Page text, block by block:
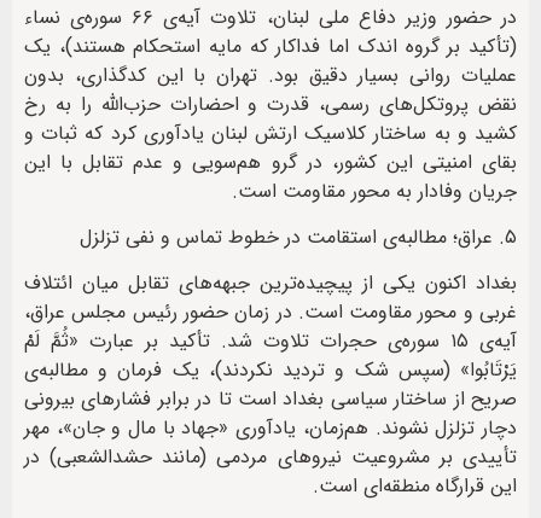
در حضور وزیر دفاع ملی لبنان، تلاوت آیه‌ی ۶۶ سوره‌ی نساء
(تأکید بر گروه اندک اما فداکار که مایه استحکام هستند)، یک
عملیات روانی بسیار دقیق بود. تهران با این کدگذاری، بدون
نقض پروتکل‌های رسمی، قدرت و احضارات حزب‌الله را به رخ
کشید و به ساختار کلاسیک ارتش لبنان یادآوری کرد که ثبات و
بقای امنیتی این کشور، در گرو هم‌سویی و عدم تقابل با این
جریان وفادار به محور مقاومت است.
۵. عراق؛ مطالبه‌ی استقامت در خطوط تماس و نفی تزلزل
بغداد اکنون یکی از پیچیده‌ترین جبهه‌های تقابل میان ائتلاف
غربی و محور مقاومت است. در زمان حضور رئیس مجلس عراق،
آیه‌ی ۱۵ سوره‌ی حجرات تلاوت شد. تأکید بر عبارت «ثُمَّ لَمْ
يَرْتَابُوا» (سپس شک و تردید نکردند)، یک فرمان و مطالبه‌ی
صریح از ساختار سیاسی بغداد است تا در برابر فشارهای بیرونی
دچار تزلزل نشوند. هم‌زمان، یادآوری «جهاد با مال و جان»، مهر
تأییدی بر مشروعیت نیروهای مردمی (مانند حشدالشعبی) در
این قرارگاه منطقه‌ای است.